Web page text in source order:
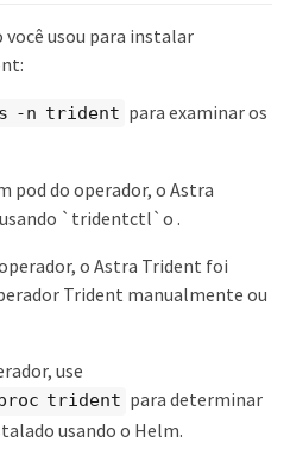
usou para instalar
-n trident para examinar os
pod do operador, o Astra
`tridentctl`o .
o Astra Trident foi
Trident manualmente ou
use
trident para determinar
usando o Helm.